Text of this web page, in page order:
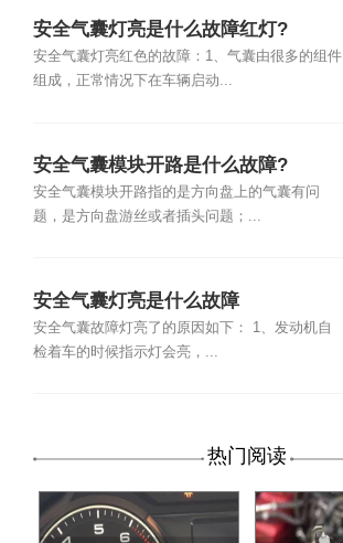
安全气囊灯亮是什么故障红灯?
安全气囊灯亮红色的故障：1、气囊由很多的组件
组成，正常情况下在车辆启动...
安全气囊模块开路是什么故障?
安全气囊模块开路指的是方向盘上的气囊有问
题，是方向盘游丝或者插头问题；...
安全气囊灯亮是什么故障
安全气囊故障灯亮了的原因如下： 1、发动机自
检着车的时候指示灯会亮，...
热门阅读